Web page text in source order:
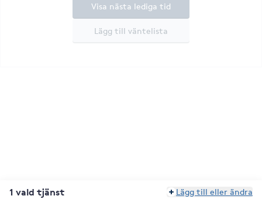
Lägg till väntelista
Visa nästa lediga tid
1 vald tjänst Lägg till eller ändra